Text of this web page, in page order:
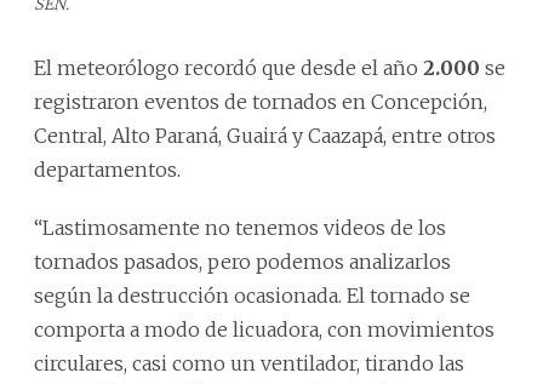
El meteorólogo recordó que desde el año 2.000 se
registraron eventos de tornados en Concepción,
Central, Alto Paraná, Guairá y Caazapá, entre otros
departamentos.
“Lastimosamente no tenemos videos de los
tornados pasados, pero podemos analizarlos
según la destrucción ocasionada. El tornado se
comporta a modo de licuadora, con movimientos
circulares, casi como un ventilador, tirando las